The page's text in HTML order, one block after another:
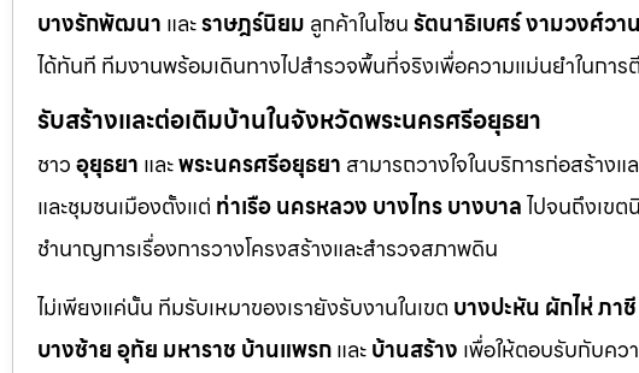
บางรักพัฒนา และราษฎร์นิยม ลูกค้าในโซนรัตนาธิเบศร์งามวงศ์วาน
ได้ทันที ทีมงานพร้อมเดินทางไปสำรวจพื้นที่จริงเพื่อความแม่นยำในการ
รับสร้างและต่อเติมบ้านในจังหวัดพระนครศรีอยุธยา
ชาวอุยุธยา และพระนครศรีอยุธยา สามารถวางใจในบริการก่อสร้าง
และชุมชนเมืองตั้งแต่ ท่าเรือนครหลวง บางไทรบางบาลไปจนถึงเข
ชำนาญการเรื่องการวางโครงสร้างและสำรวจสภาพดิน
ไม่เพียงแค่นั้น ทีมรับเหมาของเรายังรับงานในเขต บางปะหัน ผักไห่ภาชี
บางซ้ายอุทัย มหาราช บ้านแพรกและบ้านสร้าง เพื่อให้ตอบรับกับค